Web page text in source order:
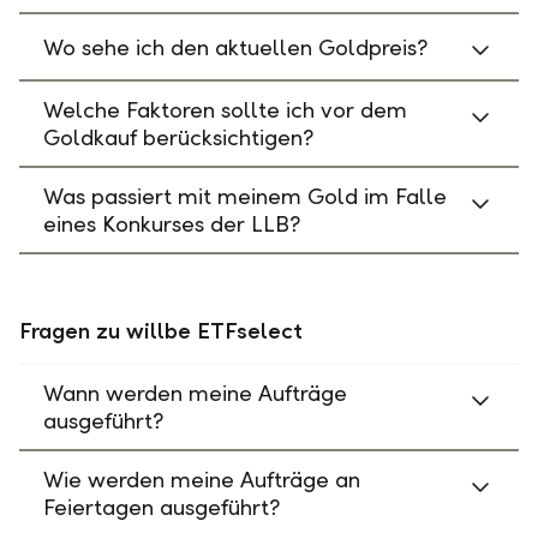
Wo sehe ich den aktuellen Goldpreis?
Welche Faktoren sollte ich vor dem
Goldkauf berücksichtigen?
Was passiert mit meinem Gold im Falle
eines Konkurses der LLB?
Fragen zu willbe ETFselect
Wann werden meine Aufträge
ausgeführt?
Wie werden meine Aufträge an
Feiertagen ausgeführt?